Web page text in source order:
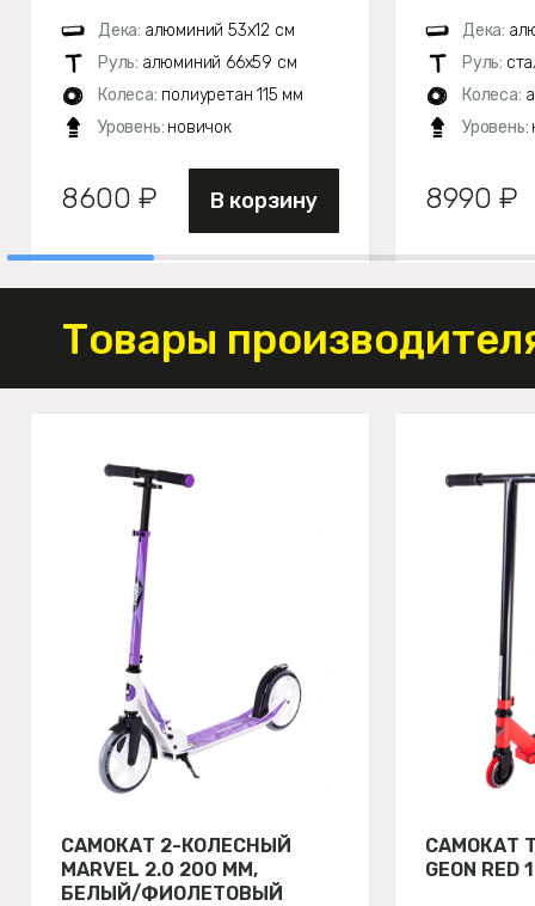
Дека: алюминий 53х12 см
Руль: алюминий 66х59 см
Колеса: полиуретан 115 мм
Уровень: новичок
8600 ₽ В корзину
Дека:
Руль:
Колеса:
Уровень:
8990 ₽
Товары
САМОКАТ 2-КОЛЕСНЫЙ
MARVEL 2.0 200 ММ,
БЕЛЫЙ/ФИОЛЕТОВЫЙ
САМОКАТ
GEON